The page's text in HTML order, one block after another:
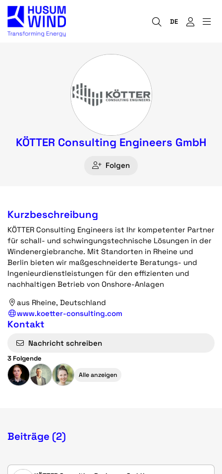
DE
KÖTTER Consulting Engineers GmbH
Folgen
Kurzbeschreibung
KÖTTER Consulting Engineers ist Ihr kompetenter Partner
für schall- und schwingungstechnische Lösungen in der
Windenergiebranche. Mit Standorten in Rheine und
Berlin bieten wir maßgeschneiderte Beratungs- und
Ingenieurdienstleistungen für den effizienten und
nachhaltigen Betrieb von Onshore-Anlagen
aus Rheine, Deutschland
www.koetter-consulting.com
Kontakt
Nachricht schreiben
3 Folgende
Alle anzeigen
Beiträge (2)